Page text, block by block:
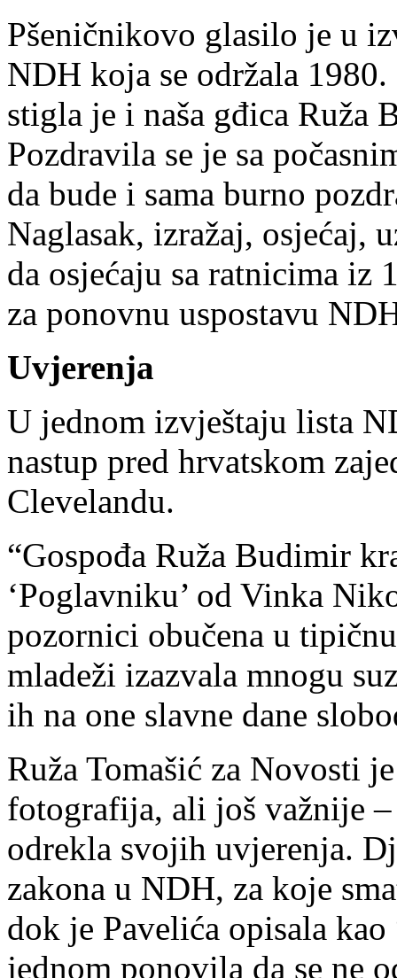
Pšeničnikovo glasilo je u
NDH koja se održala
stigla je i naša gđica Ruža
Pozdravila se je sa
da bude i sama burno
Naglasak, izražaj, osjećaj,
da osjećaju sa ratnicima iz
za ponovnu uspostavu
Uvjerenja
U jednom izvještaju lista
nastup pred hrvatskom
Clevelandu.
“Gospođa Ruža Budimir
‘Poglavniku’ od Vinka
pozornici obučena u
mladeži izazvala mnogu
ih na one slavne dane
Ruža Tomašić za Novosti
fotografija, ali još važnije
odrekla svojih uvjerenja.
zakona u NDH, za koje
dok je Pavelića opisala
jednom ponovila da se ne